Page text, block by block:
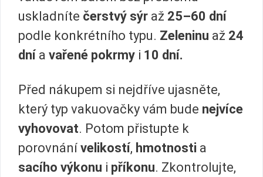
uskladníte čerstvý sýr až 25–60 dní
podle konkrétního typu. Zeleninu až 24
dní a vařené pokrmy i 10 dní.
Před nákupem si nejdříve ujasněte,
který typ vakuovačky vám bude nejvíce
vyhovovat. Potom přistupte k
porovnání velikostí, hmotnosti a
sacího výkonu i příkonu. Zkontrolujte,